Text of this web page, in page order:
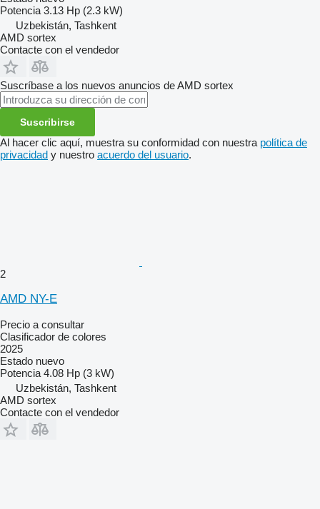
Potencia 3.13 Hp (2.3 kW)
Uzbekistán, Tashkent
AMD sortex
Contacte con el vendedor
Suscríbase a los nuevos anuncios de AMD sortex
Suscribirse
Al hacer clic aquí, muestra su conformidad con nuestra política de
privacidad y nuestro acuerdo del usuario.
2
AMD NY-E
Precio a consultar
Clasificador de colores
2025
Estado nuevo
Potencia 4.08 Hp (3 kW)
Uzbekistán, Tashkent
AMD sortex
Contacte con el vendedor